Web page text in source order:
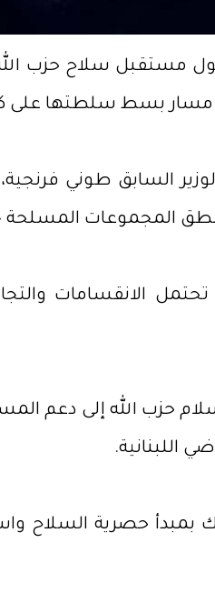
مستقبل سلاح حزب
بسط سلطتها على
السابق طوني
المجموعات المسلحة
الانقسامات
حزب الله إلى دعم
اللبنانية.
بمبدأ حصرية السلاح